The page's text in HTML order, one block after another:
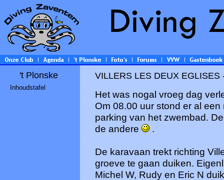
't Plonske
Inhoudstafel
VILLERS LES DEUX EGLISES
Het was nogal vroeg dag
Om 08.00 uur stond er al
parking van het zwembad.
de andere
.
De karavaan trekt richting
groeve te gaan duiken.
Michel W, Rudy en Eric N